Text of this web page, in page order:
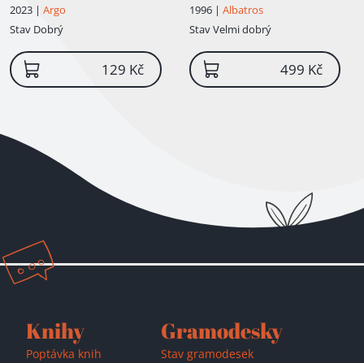
2023 | Argo
Stav Dobrý
129 Kč
1996 | Albatros
StavVelmi dobrý
499 Kč
Knihy
Poptávka knih
Gramodesky
Stav gramodesek